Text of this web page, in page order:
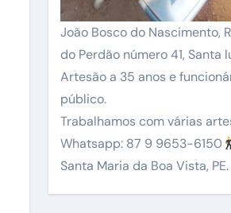
João Bosco do Nascimento,
do Perdão número 41, Santa
Artesão a 35 anos e
público.
Trabalhamos com várias
Whatsapp: 87 9 9653-6150
Santa Maria da Boa Vista, PE.